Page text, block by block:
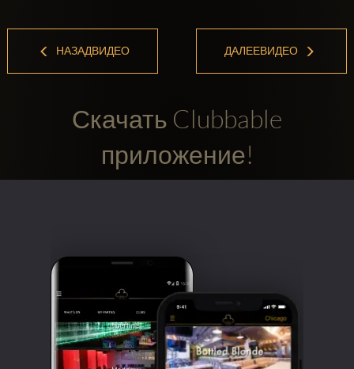
НАЗАДВИДЕО ДАЛЕЕВИДЕО
Скачать Clubbable
приложение!